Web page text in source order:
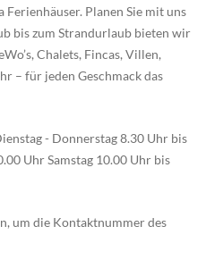
Planen Sie mit uns
bis zum Strandurlaub bieten wir
Chalets, Fincas, Villen,
– für jeden Geschmack das
- Donnerstag 8.30 Uhr bis
Uhr Samstag 10.00 Uhr bis
um die Kontaktnummer des